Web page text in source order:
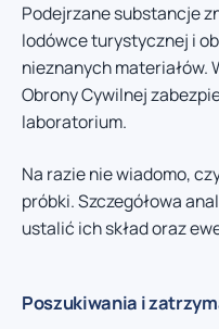
Podejrzane substancje
lodówce turystycznej i
nieznanych materiałów.
Obrony Cywilnej
laboratorium.
Na razie nie wiadomo,
próbki. Szczegółowa
ustalić ich skład oraz
Poszukiwania i